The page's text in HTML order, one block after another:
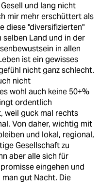
und lang nicht
mir mehr erschüttert als
diese "diversifizierten"
Land und in der
in allen
ist ein gewisses
nicht ganz schlecht.
nicht
wohl auch keine 50+%
ordentlich
weil guck mal rechts
Von daher, wichtig mit
und lokal, regional,
Gesellschaft zu
aber alle sich für
eingehen und
gut Nacht. Die